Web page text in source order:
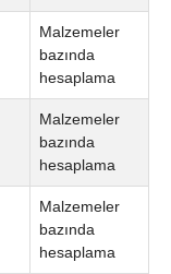
Malzemeler
bazında
hesaplama
Malzemeler
bazında
hesaplama
Malzemeler
bazında
hesaplama